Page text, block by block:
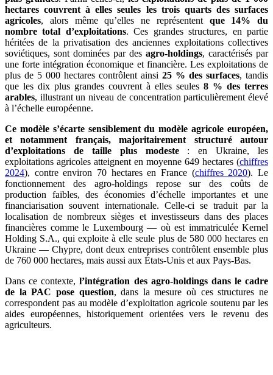
hectares couvrent à elles seules les trois quarts des surfaces
agricoles, alors même qu’elles ne représentent que 14% du
nombre total d’exploitations. Ces grandes structures, en partie
héritées de la privatisation des anciennes exploitations collectives
soviétiques, sont dominées par des agro-holdings, caractérisés par
une forte intégration économique et financière. Les exploitations de
plus de 5 000 hectares contrôlent ainsi 25 % des surfaces, tandis
que les dix plus grandes couvrent à elles seules 8 % des terres
arables, illustrant un niveau de concentration particulièrement élevé
à l’échelle européenne.
Ce modèle s’écarte sensiblement du modèle agricole européen,
et notamment français, majoritairement structuré autour
d’exploitations de taille plus modeste : en Ukraine, les
exploitations agricoles atteignent en moyenne 649 hectares (chiffres
2024), contre environ 70 hectares en France (chiffres 2020). Le
fonctionnement des agro-holdings repose sur des coûts de
production faibles, des économies d’échelle importantes et une
financiarisation souvent internationale. Celle-ci se traduit par la
localisation de nombreux sièges et investisseurs dans des places
financières comme le Luxembourg — où est immatriculée Kernel
Holding S.A., qui exploite à elle seule plus de 580 000 hectares en
Ukraine — Chypre, dont deux entreprises contrôlent ensemble plus
de 760 000 hectares, mais aussi aux États-Unis et aux Pays-Bas.
Dans ce contexte,l’intégration des agro-holdings dans le cadre
de la PAC pose question, dans la mesure où ces structures ne
correspondent pas au modèle d’exploitation agricole soutenu par les
aides européennes, historiquement orientées vers le revenu des
agriculteurs.